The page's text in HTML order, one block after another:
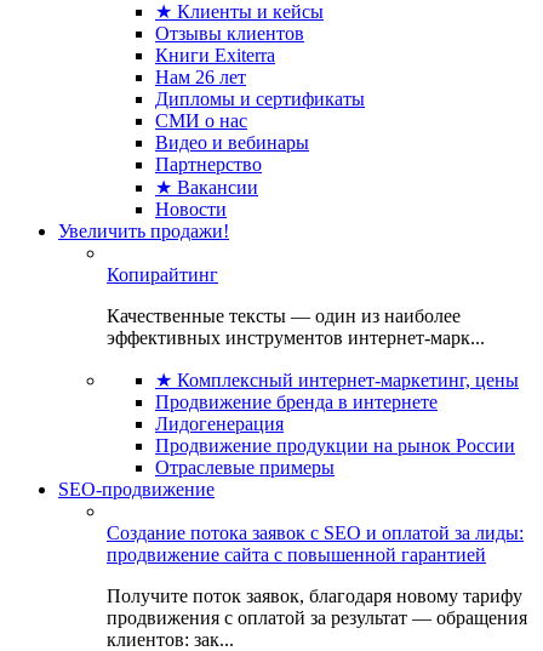
★ Клиенты и кейсы
Отзывы клиентов
Книги Exiterra
Нам 26 лет
Дипломы и сертификаты
СМИ о нас
Видео и вебинары
Партнерство
★ Вакансии
Новости
Увеличить продажи!
Копирайтинг
Качественные тексты — один из наиболее
эффективных инструментов интернет-марк...
★ Комплексный интернет-маркетинг, цены
Продвижение бренда в интернете
Лидогенерация
Продвижение продукции на рынок России
Отраслевые примеры
SEO-продвижение
Создание потока заявок с SEO и оплатой за лиды:
продвижение сайта с повышенной гарантией
Получите поток заявок, благодаря новому тарифу
продвижения с оплатой за результат — обращения
клиентов: зак...